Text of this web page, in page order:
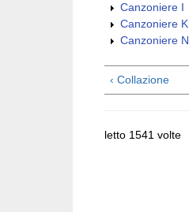
Canzoniere I
Canzoniere K
Canzoniere N
‹ Collazione
letto 1541 volte